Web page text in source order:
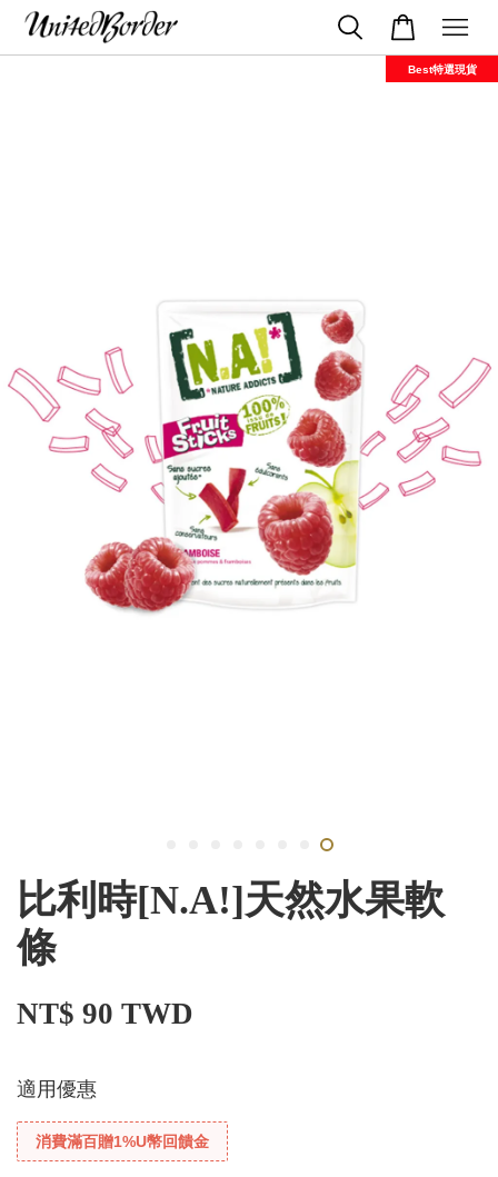
Best特選現貨
比利時[N.A!]天然水果軟
條
NT$ 90 TWD
適用優惠
消費滿百贈1%U幣回饋金